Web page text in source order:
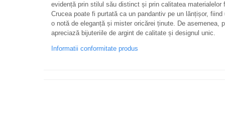
evidență prin stilul său distinct și prin calitatea materialelor
Crucea poate fi purtată ca un pandantiv pe un lănțișor,
o notă de eleganță și mister oricărei ținute. De asemenea,
apreciază bijuteriile de argint de calitate și designul unic.
Informatii conformitate produs